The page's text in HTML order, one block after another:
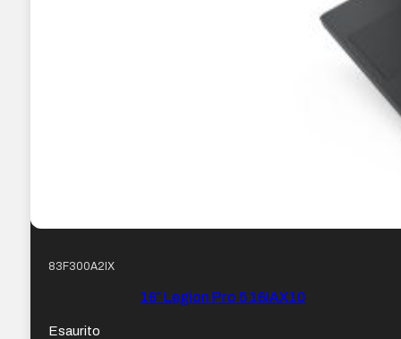
83F300A2IX
16″ Legion Pro 5 16IAX10
Esaurito